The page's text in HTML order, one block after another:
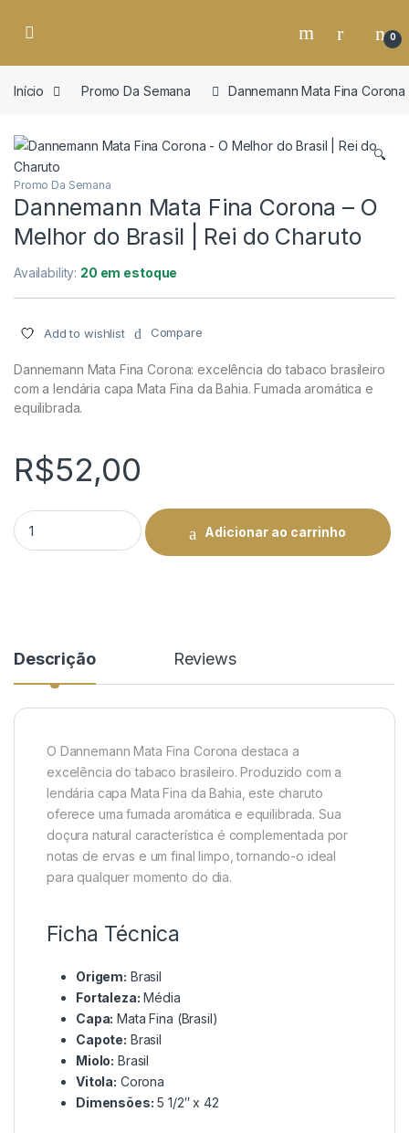
Open 0
Início Promo Da Semana Dannemann Mata Fina
🔍
Promo Da Semana
Dannemann Mata Fina Corona – O
Melhor do Brasil | Rei do Charuto
Availability: 20 em estoque
Add to wishlist Compare
Dannemann Mata Fina Corona: excelência do tabaco brasileiro
com a lendária capa Mata Fina da Bahia. Fumada aromática e
equilibrada.
R$52,00
Dannemann Mata Fina Corona - O Melhor do Brasil | Rei do
Adicionar ao carrinho
Descrição Reviews
O Dannemann Mata Fina Corona destaca a
excelência do tabaco brasileiro. Produzido com a
lendária capa Mata Fina da Bahia, este charuto
oferece uma fumada aromática e equilibrada. Sua
doçura natural característica é complementada por
notas de ervas e um final limpo, tornando-o ideal
para qualquer momento do dia.
Ficha Técnica
Origem: Brasil
Fortaleza: Média
Capa: Mata Fina (Brasil)
Capote: Brasil
Miolo: Brasil
Vitola: Corona
Dimensões: 5 1/2″ x 42